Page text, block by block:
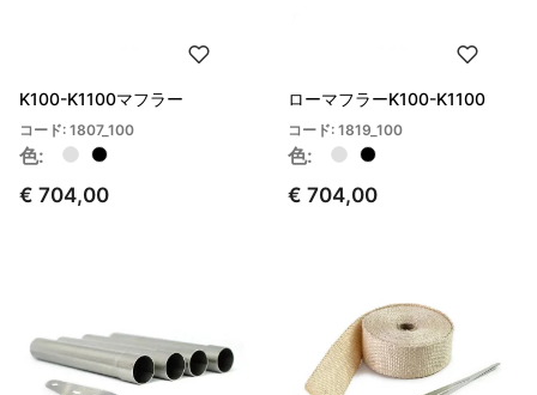
K100-K1100マフラー
コード: 1807_100
色:
€ 704,00
ローマフラーK100-K1100
コード: 1819_100
色:
€ 704,00